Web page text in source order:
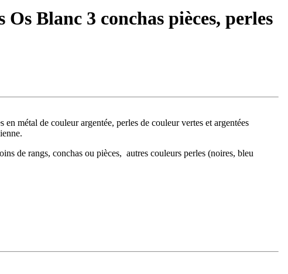
Blanc 3 conchas pièces, perles
en métal de couleur argentée, perles de couleur vertes et argentées
de rangs, conchas ou pièces, autres couleurs perles (noires, bleu